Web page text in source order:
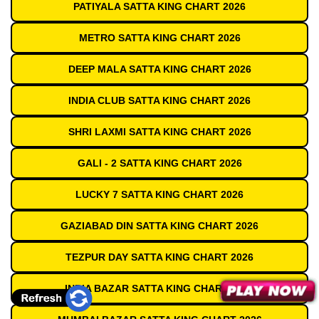
PATIYALA SATTA KING CHART 2026
METRO SATTA KING CHART 2026
DEEP MALA SATTA KING CHART 2026
INDIA CLUB SATTA KING CHART 2026
SHRI LAXMI SATTA KING CHART 2026
GALI - 2 SATTA KING CHART 2026
LUCKY 7 SATTA KING CHART 2026
GAZIABAD DIN SATTA KING CHART 2026
TEZPUR DAY SATTA KING CHART 2026
INDIA BAZAR SATTA KING CHART 2026